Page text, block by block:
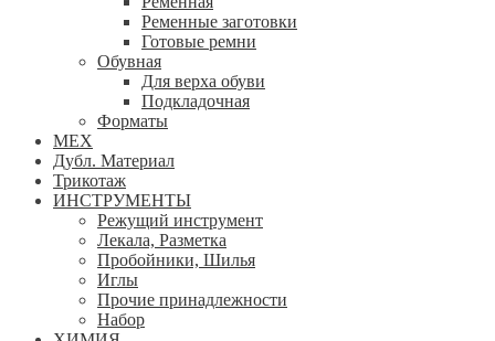
Ременные заготовки
Готовые ремни
Обувная
Для верха обуви
Подкладочная
Форматы
МЕХ
Дубл. Материал
Трикотаж
ИНСТРУМЕНТЫ
Режущий инструмент
Лекала, Разметка
Пробойники, Шилья
Иглы
Прочие принадлежности
Набор